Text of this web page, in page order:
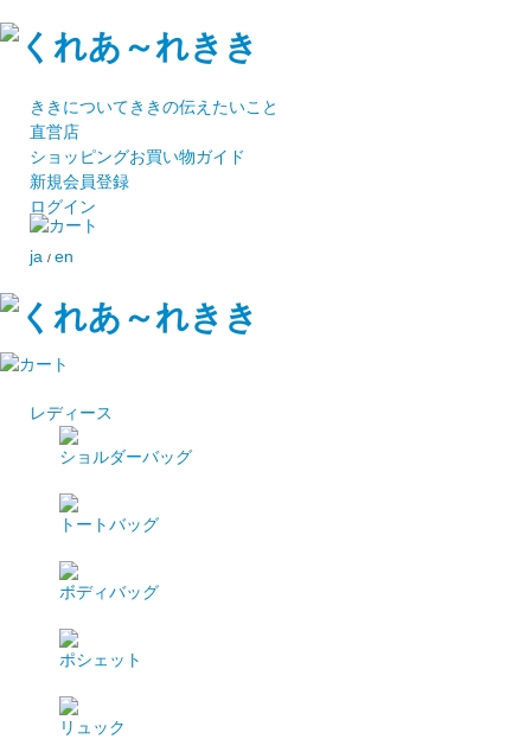
ききについてききの伝えたいこと
直営店
ショッピングお買い物ガイド
新規会員登録
ログイン
ja / en
レディース
ショルダーバッグ
トートバッグ
ボディバッグ
ポシェット
リュック